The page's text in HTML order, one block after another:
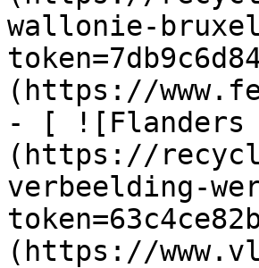
wallonie-
(https://
- [ ![Flanders
(https://
verbeelding-
(https://